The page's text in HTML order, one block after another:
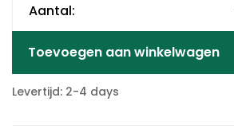
Aantal:
Toevoegen aan winkelwagen
Levertijd: 2-4 days